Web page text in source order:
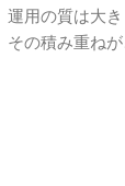
用の質は大
の積み重ね